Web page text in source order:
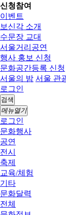
신청참여
이벤트
보신각 소개
수문장 교대
서울거리공연
행사 홍보 신청
문화공간등록 신청
서울의 밤 서울 관
로그인
검색
메뉴열기
로그인
문화행사
공연
전시
축제
교육/체험
기타
문화달력
전체